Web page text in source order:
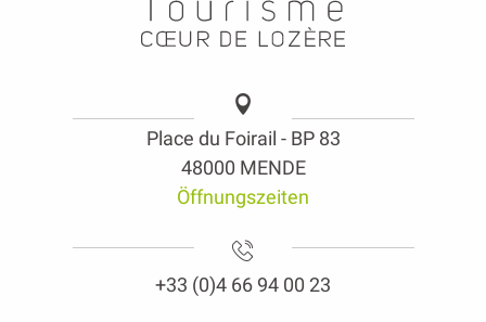
Place du Foirail - BP 83
48000 MENDE
Öffnungszeiten
+33 (0)4 66 94 00 23